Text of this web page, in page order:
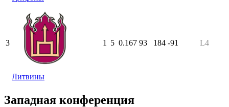
3
Литвины
1 5 0.167 93 184 -91 L4
Западная конференция